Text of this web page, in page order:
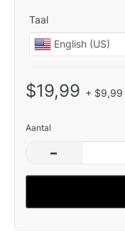
Taal
$19,99 + $9,99
Aantal
–